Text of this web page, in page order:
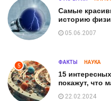
Самые
историю
05.06.2007
5
ФАКТЫ НАУКА
15
покажут, что
22.02.2024